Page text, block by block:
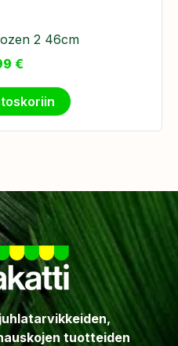
2 46cm
€
tuotteiden